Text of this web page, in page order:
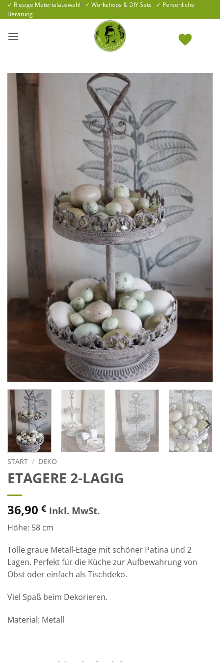
Zum
Inhalt
✓ Riesige Materialauswahl ✓ Workshops & DIY Sets ✓ Persönliche
Beratung
START / DEKO
ETAGERE 2-LAGIG
36,90 € inkl. MwSt.
Höhe: 58 cm
Tolle graue Metall-Etage mit schöner Patina und 2
Lagen. Perfekt für die Küche zur Aufbewahrung von
Obst oder einfach als Tischdeko.
Viel Spaß beim Dekorieren.
Material: Metall